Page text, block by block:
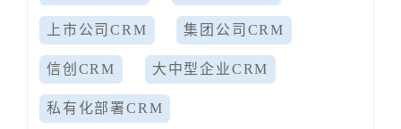
上市公司CRM 集团公司CRM
信创CRM 大中型企业CRM
私有化部署CRM